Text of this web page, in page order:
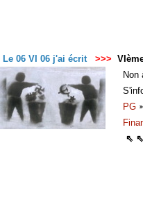
Le 06 VI 06 j'ai écrit >>>
Non
PG
⇖ ⇖